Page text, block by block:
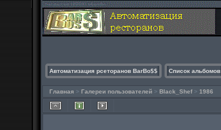
Автоматизация рсеторанов BarBo$$ Список альбомов
Главная > Галереи пользователей > Black_Shef> 1986